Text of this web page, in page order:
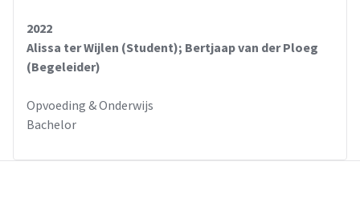
werken een positief effect heeft op de zelfsturing. Daarbij
noemden ze wel dit goed voor te bereiden en gebruik te
maken van een methode. Er zijn verschillende methodes
de school is het belangrijk om aan te sluiten bij de wensen
van de school. In een vervolgonderzoek zou hierbij
worden uitgevoerd in meerdere groepen, omdat dit
2022
Alissa ter Wijlen (Student); Bertjaap van der Ploeg
(Begeleider)
Opvoeding & Onderwijs
Bachelor